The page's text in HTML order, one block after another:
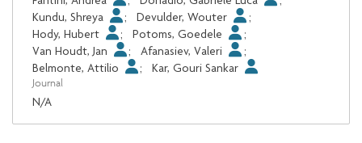
Kundu, Shreya
; Devulder, Wouter
;
Hody, Hubert
; Potoms, Goedele
;
Van Houdt, Jan
; Afanasiev, Valeri
;
Belmonte, Attilio
; Kar, Gouri Sankar
Journal
N/A